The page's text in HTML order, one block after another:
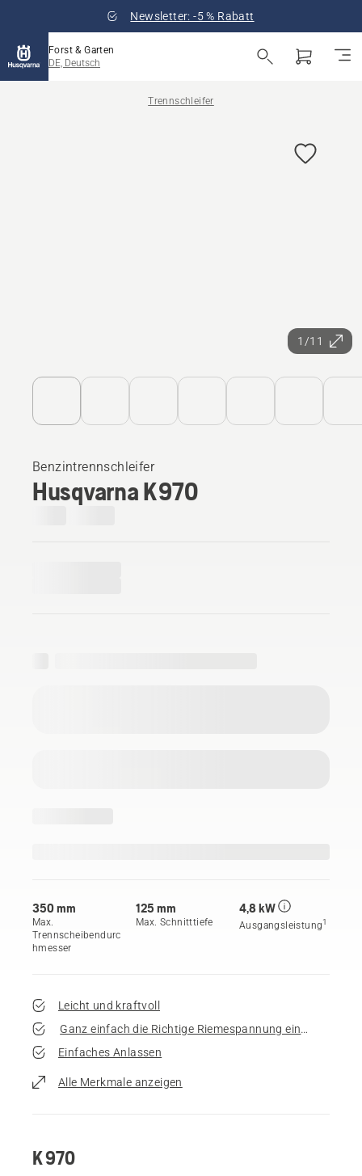
Newsletter: -5 % Rabatt
Forst & Garten
DE, Deutsch
Trennschleifer
1/11
Benzintrennschleifer
Husqvarna K 970
350 mm
Max.
Trennscheibendurc
hmesser
125 mm
Max. Schnitttiefe
4,8 kW
Ausgangsleistung1
Leicht und kraftvoll
Ganz einfach die Richtige Riemespannung einstellen
Einfaches Anlassen
Alle Merkmale anzeigen
K 970